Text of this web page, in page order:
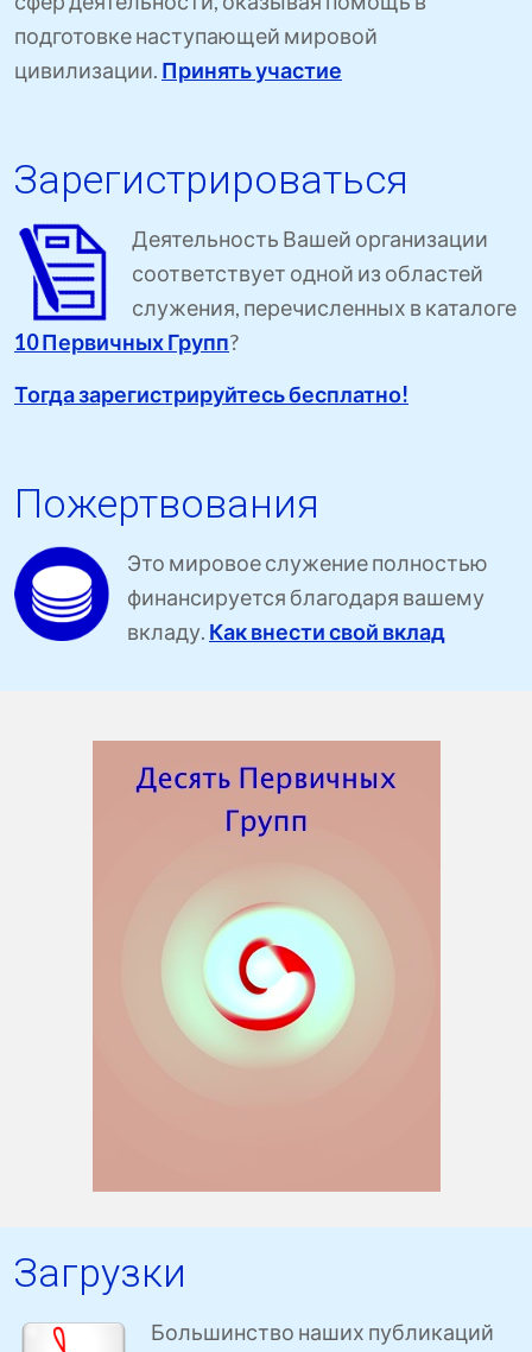
подготовке наступающей мировой
цивилизации. Принять участие
Зарегистрироваться
Деятельность Вашей организации
соответствует одной из областей
служения, перечисленных в каталоге
10 Первичных Групп?
Тогда зарегистрируйтесь бесплатно!
Пожертвования
Это мировое служение полностью
финансируется благодаря вашему
вкладу. Как внести свой вклад
Загрузки
Большинство наших публикаций